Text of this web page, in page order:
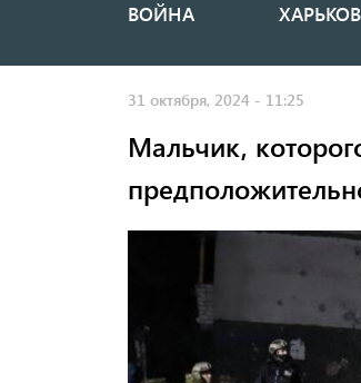
Основная
ВОЙНА ХАРЬКОВ
31 октября, 2024 - 11:25
Мальчик,